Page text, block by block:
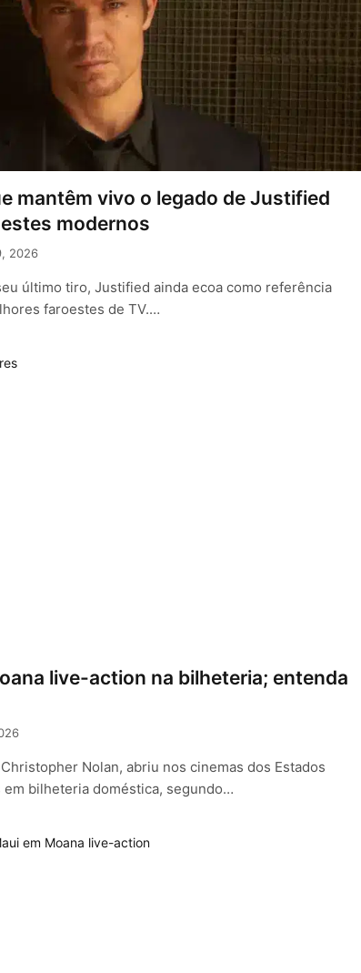
mantêm vivo o legado de Justified
modernos
2026
último tiro, Justified ainda ecoa como referência
faroestes de TV.…
live-action na bilheteria; entenda
Nolan, abriu nos cinemas dos Estados
em bilheteria doméstica, segundo…